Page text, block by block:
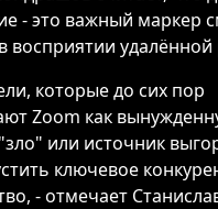
- это важный маркер
восприятии
которые до сих пор
Zoom как
или источник
ключевое
- отмечает